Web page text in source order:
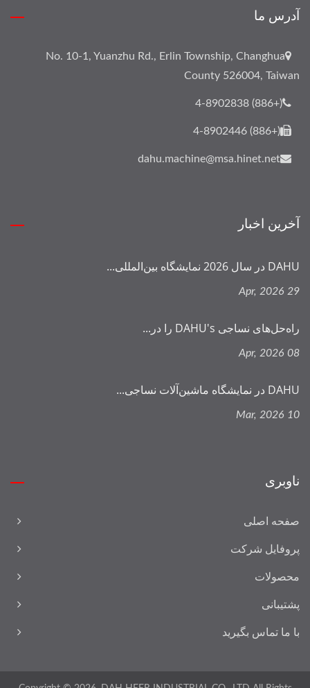
آدرس ما
No. 10-1, Yuanzhu Rd., Erlin Township, Changhua
County 526004, Taiwan
(+886) 4-8902838
(+886) 4-8902446
dahu.machine@msa.hinet.net
آخرین اخبار
DAHU در سال 2026 نمایشگاه بین‌المللی...
29 Apr, 2026
راه‌حل‌های نساجی DAHU's را در...
08 Apr, 2026
DAHU در نمایشگاه ماشین‌آلات نساجی...
10 Mar, 2026
ناوبری
صفحه اصلی
پروفایل شرکت
محصولات
پشتیبانی
با ما تماس بگیرید